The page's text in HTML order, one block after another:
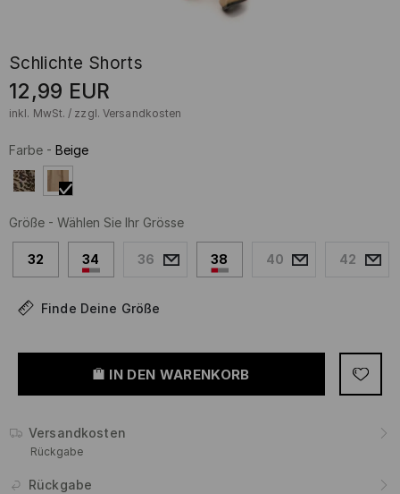
Schlichte Shorts
12,99 EUR
inkl. MwSt. / zzgl. Versandkosten
Farbe - Beige
Größe - Wählen Sie Ihr Grösse
32 34 36 38 40 42
Finde Deine Größe
IN DEN WARENKORB
Versandkosten
Rückgabe
Rückgabe